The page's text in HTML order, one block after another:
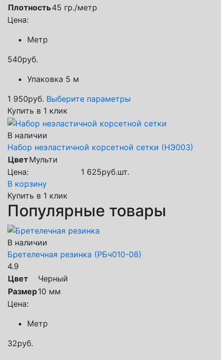
Плотность45 гр./метр
Цена:
Метр
540руб.
Упаковка 5 м
1 950руб. Выберите параметры
Купить в 1 клик
В наличии
Набор неэластичной корсетной сетки (НЭ003)
ЦветМульти
Цена:
1 625руб.шт.
В корзину
Купить в 1 клик
Популярные товары
В наличии
Бретелечная резинка (РБч010-08)
4.9
Цвет
Черный
Размер10 мм
Цена:
Метр
32руб.